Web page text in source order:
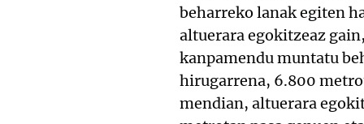
beharreko lanak egiten
altuerara egokitzeaz
kanpamendu muntatu
hirugarrena, 6.800
mendian, altuerara